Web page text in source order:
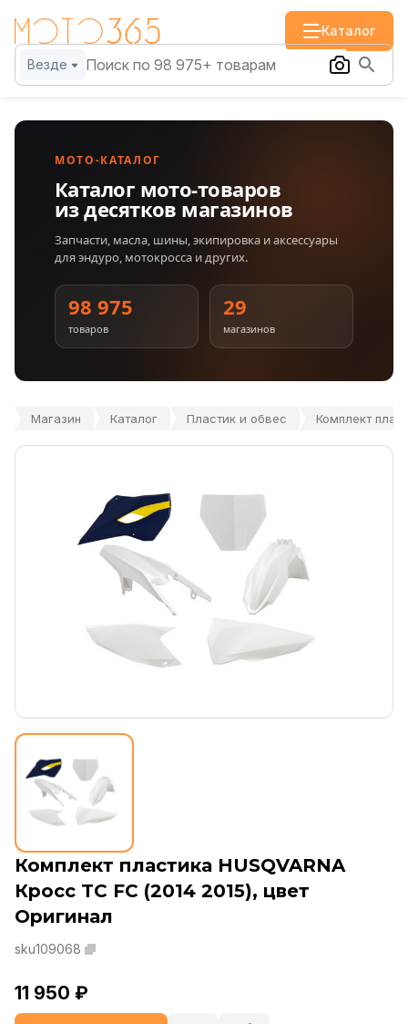
Каталог
Везде
МОТО-КАТАЛОГ
Каталог мото-товаров
из десятков магазинов
Запчасти, масла, шины, экипировка и аксессуары
для эндуро, мотокросса и других.
98 975
товаров
29
магазинов
Магазин Каталог Пластик и обвес Комплект
Комплект пластика HUSQVARNA
Кросс TC FC (2014 2015), цвет
Оригинал
sku109068
11 950 ₽